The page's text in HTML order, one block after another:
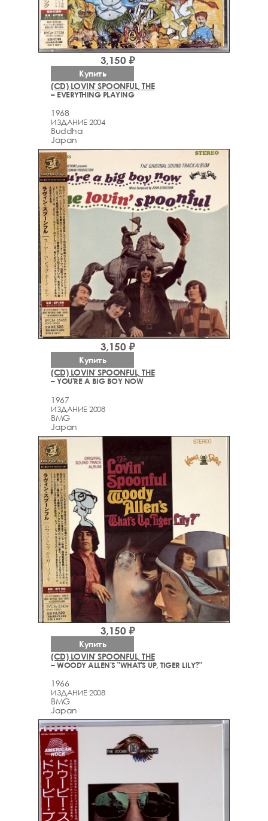
(CD) LOVIN' SPOONFUL, THE
– EVERYTHING PLAYING
1968
ИЗДАНИЕ 2004
Buddha
Japan
3,150 ₽
Купить
(CD) LOVIN' SPOONFUL, THE
– YOU'RE A BIG BOY NOW
1967
ИЗДАНИЕ 2008
BMG
Japan
3,150 ₽
Купить
(CD) LOVIN' SPOONFUL, THE
– WOODY ALLEN'S "WHAT'S UP, TIGER LILY?"
1966
ИЗДАНИЕ 2008
BMG
Japan
3,150 ₽
Купить